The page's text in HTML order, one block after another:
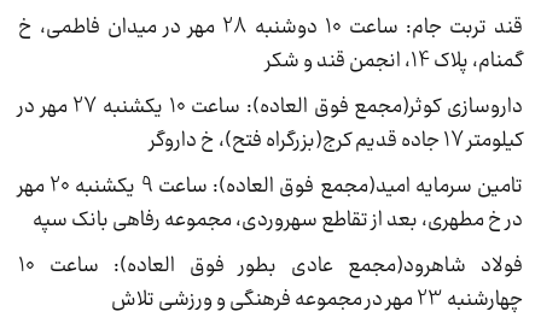
قند تربت جام: ساعت 10 دوشنبه 28 مهر در میدان فاطمی، خ
گمنام، پلاک 14، انجمن قند و شکر
داروسازی کوثر(مجمع فوق العاده): ساعت 10 یکشنبه 27 مهر در
کیلومتر 17 جاده قدیم کرج(بزرگراه فتح)، خ داروگر
تامین سرمایه امید(مجمع فوق العاده): ساعت 9 یکشنبه 20 مهر
در خ مطهری، بعد از تقاطع سهروردی، مجموعه رفاهی بانک سپه
فولاد شاهرود(مجمع عادی بطور فوق العاده): ساعت 10
چهارشنبه 23 مهر در مجموعه فرهنگی و ورزشی تلاش